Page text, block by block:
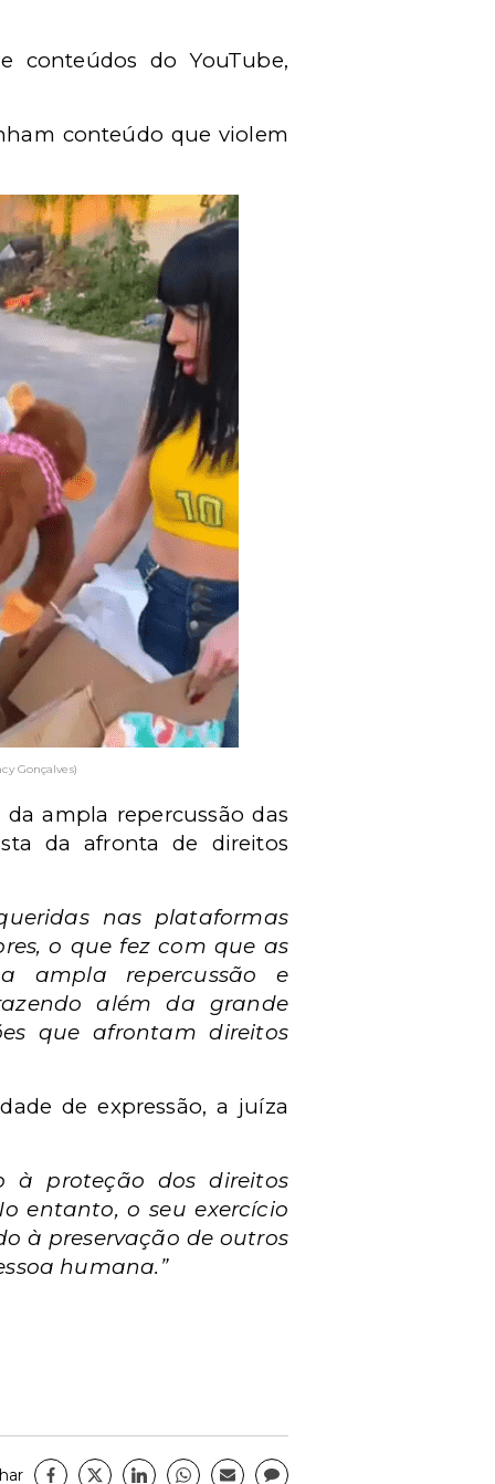
conteúdos do YouTube,
conteúdo que violem
Gonçalves)
ampla repercussão das
da afronta de direitos
nas plataformas
o que fez com que as
ampla repercussão e
além da grande
que afrontam direitos
de expressão, a juíza
à proteção dos direitos
entanto, o seu exercício
à preservação de outros
humana.”